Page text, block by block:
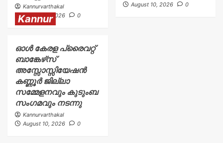
Kannurvarthakal
August 10, 2026
0
August 10, 2026
0
Kannur
ഓൾ കേരള പ്രൈവറ്റ്
ബാങ്കേഴ്‌സ്
അസ്സോസ്സിയേഷൻ
കണ്ണൂർ ജില്ലാ
സമ്മേളനവും കുടുംബ
സംഗമവും നടന്നു
Kannurvarthakal
August 10, 2026
0